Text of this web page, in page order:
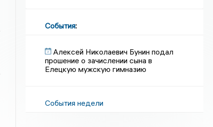
События:
Алексей Николаевич Бунин подал
прошение о зачислении сына в
Елецкую мужскую гимназию
События недели